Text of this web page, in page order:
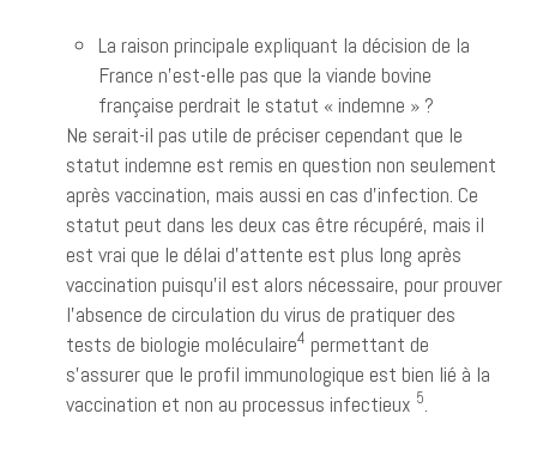
La raison principale expliquant la décision de la
France n’est-elle pas que la viande bovine
française perdrait le statut « indemne » ?
Ne serait-il pas utile de préciser cependant que le
statut indemne est remis en question non seulement
après vaccination, mais aussi en cas d’infection. Ce
statut peut dans les deux cas être récupéré, mais il
est vrai que le délai d’attente est plus long après
vaccination puisqu’il est alors nécessaire, pour prouver
l’absence de circulation du virus de pratiquer des
tests de biologie moléculaire4 permettant de
s’assurer que le profil immunologique est bien lié à la
vaccination et non au processus infectieux 5